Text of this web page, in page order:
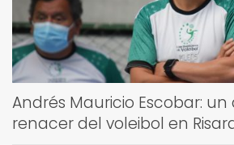
Andrés Mauricio Escobar:
renacer del voleibol en